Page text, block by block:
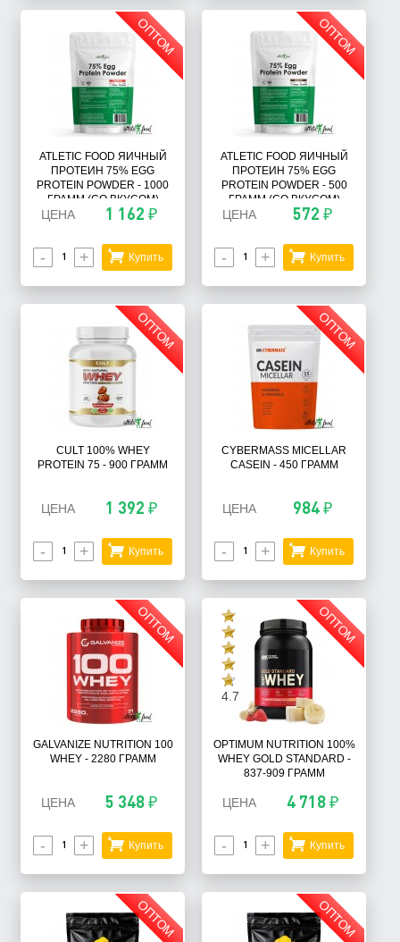
ОПТОМ
ATLETIC FOOD ЯИЧНЫЙ
ПРОТЕИН 75% EGG
PROTEIN POWDER - 1000
ГРАММ (СО ВКУСОМ)
ЦЕНА 1 162 ₽
- + Купить
ОПТОМ
ATLETIC FOOD ЯИЧНЫЙ
ПРОТЕИН 75% EGG
PROTEIN POWDER - 500
ГРАММ (СО ВКУСОМ)
ЦЕНА 572 ₽
- + Купить
ОПТОМ
CULT 100% WHEY
PROTEIN 75 - 900 ГРАММ
ЦЕНА 1 392 ₽
- + Купить
ОПТОМ
CYBERMASS MICELLAR
CASEIN - 450 ГРАММ
ЦЕНА 984 ₽
- + Купить
ОПТОМ
GALVANIZE NUTRITION 100
WHEY - 2280 ГРАММ
ЦЕНА 5 348 ₽
- + Купить
ОПТОМ
4.7
OPTIMUM NUTRITION 100%
WHEY GOLD STANDARD -
837-909 ГРАММ
ЦЕНА 4 718 ₽
- + Купить
ОПТОМ ОПТОМ